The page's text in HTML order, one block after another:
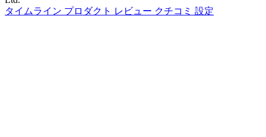
タイムライン プロダクト レビュー クチコミ 設定